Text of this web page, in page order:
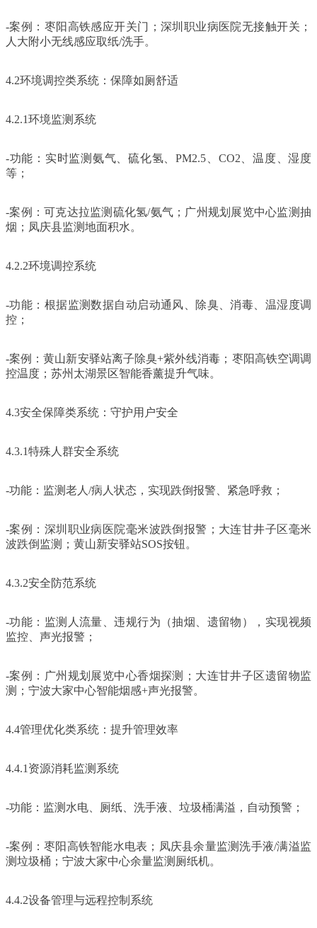
-案例：枣阳高铁感应开关门；深圳职业病医院无接触开关；
人大附小无线感应取纸/洗手。
4.2环境调控类系统：保障如厕舒适
4.2.1环境监测系统
-功能：实时监测氨气、硫化氢、PM2.5、CO2、温度、湿度
等；
-案例：可克达拉监测硫化氢/氨气；广州规划展览中心监测抽
烟；凤庆县监测地面积水。
4.2.2环境调控系统
-功能：根据监测数据自动启动通风、除臭、消毒、温湿度调
控；
-案例：黄山新安驿站离子除臭+紫外线消毒；枣阳高铁空调调
控温度；苏州太湖景区智能香薰提升气味。
4.3安全保障类系统：守护用户安全
4.3.1特殊人群安全系统
-功能：监测老人/病人状态，实现跌倒报警、紧急呼救；
-案例：深圳职业病医院毫米波跌倒报警；大连甘井子区毫米
波跌倒监测；黄山新安驿站SOS按钮。
4.3.2安全防范系统
-功能：监测人流量、违规行为（抽烟、遗留物），实现视频
监控、声光报警；
-案例：广州规划展览中心香烟探测；大连甘井子区遗留物监
测；宁波大家中心智能烟感+声光报警。
4.4管理优化类系统：提升管理效率
4.4.1资源消耗监测系统
-功能：监测水电、厕纸、洗手液、垃圾桶满溢，自动预警；
-案例：枣阳高铁智能水电表；凤庆县余量监测洗手液/满溢监
测垃圾桶；宁波大家中心余量监测厕纸机。
4.4.2设备管理与远程控制系统